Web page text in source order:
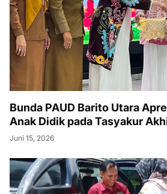
Bunda PAUD Barito Utara
Anak Didik pada Tasyakur
Juni 15, 2026